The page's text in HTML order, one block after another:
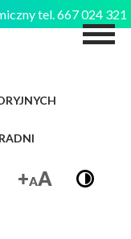
tel. 667 024 321